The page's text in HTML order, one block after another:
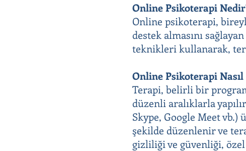
Online Psikoterapi
Online psikoterapi,
destek almasını
teknikleri kullanarak,
Online Psikoterapi
Terapi, belirli bir
düzenli aralıklarla
Skype, Google Meet
şekilde düzenlenir ve
gizliliği ve güvenliği,